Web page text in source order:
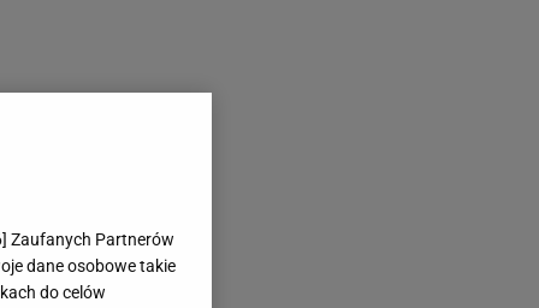
] Zaufanych Partnerów
dane osobowe takie
do celów